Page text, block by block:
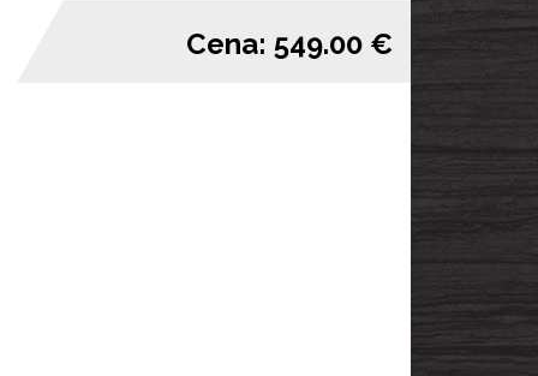
Cena: 549.00 €